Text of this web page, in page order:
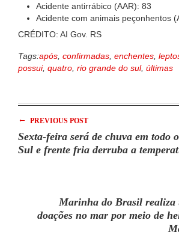
Acidente antirrábico (AAR): 83
Acidente com animais peçonhentos
CRÉDITO: AI Gov. RS
Tags:após confirmadas enchentes
possui, quatro rio grande do sul, últimas
← PREVIOUS POST
Sexta-feira será de chuva em todo
Sul e frente fria derruba a
Marinha do Brasil realiza
doações no mar por meio de